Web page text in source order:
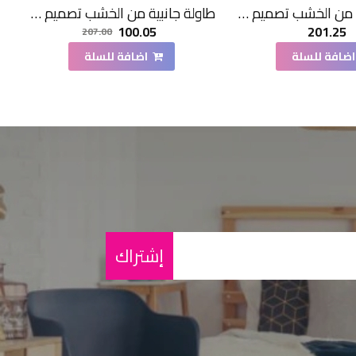
طاولة جانبية من الخشب تصميم هندسي ابداع مقاس51×36×36سم
201.25
اضافة للسلة
طاولة جانبية من الخشب تصميم هندسي ابداع مقاس47×44×44سم
100.05
207.00
اضافة للسلة
إشتراك